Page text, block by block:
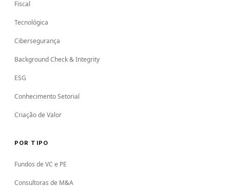
Fiscal
Tecnológica
Cibersegurança
Background Check & Integrity
ESG
Conhecimento Setorial
Criação de Valor
POR TIPO
Fundos de VC e PE
Consultoras de M&A